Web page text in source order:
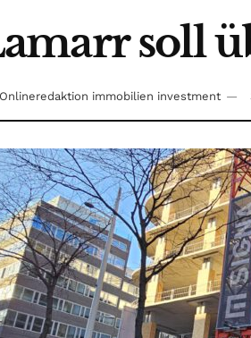
soll
Onlineredaktion immobilien investment